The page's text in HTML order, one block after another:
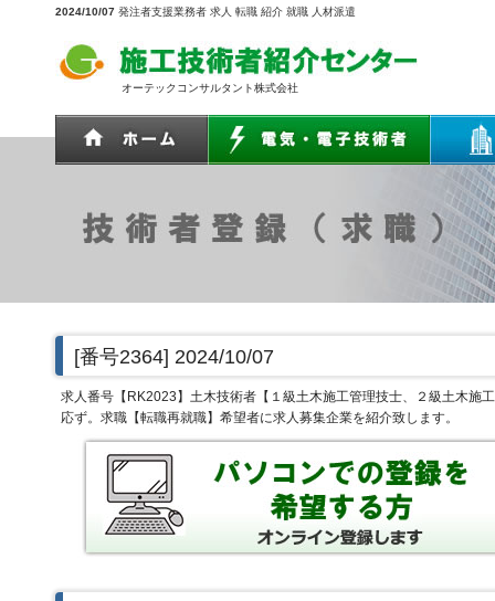
2024/10/07 発注者支援業務者 求人 転職 紹介 就職 人材派遣
オーテックコンサルタント株式会社
[番号2364] 2024/10/07
求人番号【RK2023】土木技術者【１級土木施工管理技士、２級土木施
応ず。求職【転職再就職】希望者に求人募集企業を紹介致します。